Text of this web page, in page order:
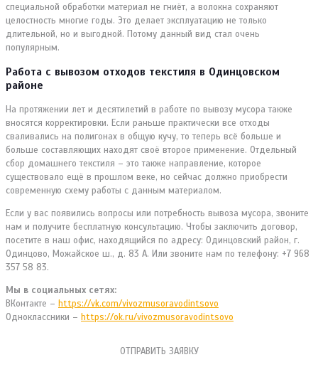
специальной обработки материал не гниёт, а волокна сохраняют
целостность многие годы. Это делает эксплуатацию не только
длительной, но и выгодной. Потому данный вид стал очень
популярным.
Работа с вывозом отходов текстиля в Одинцовском
районе
На протяжении лет и десятилетий в работе по вывозу мусора также
вносятся корректировки. Если раньше практически все отходы
сваливались на полигонах в общую кучу, то теперь всё больше и
больше составляющих находят своё второе применение. Отдельный
сбор домашнего текстиля – это также направление, которое
существовало ещё в прошлом веке, но сейчас должно приобрести
современную схему работы с данным материалом.
Если у вас появились вопросы или потребность вывоза мусора, звоните
нам и получите бесплатную консультацию. Чтобы заключить договор,
посетите в наш офис, находящийся по адресу: Одинцовский район, г.
Одинцово, Можайское ш., д. 83 А. Или звоните нам по телефону: +7 968
357 58 83.
Мы в социальных сетях:
ВКонтакте – https://vk.com/vivozmusoravodintsovo
Одноклассники – https://ok.ru/vivozmusoravodintsovo
ОТПРАВИТЬ ЗАЯВКУ